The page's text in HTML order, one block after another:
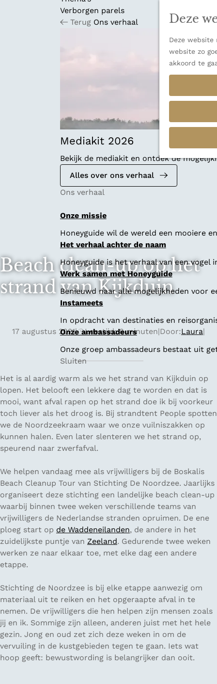
Deze
Deze
website zo
akkoord te
Verborgen parels
Terug Ons verhaal
Mediakit 2026
Bekijk de mediakit en ontdek de
Alles over ons verhaal
Ons verhaal
Onze missie
Honeyguide wil de wereld een mooiere
Het verhaal achter de naam
Honeyguide is het verhaal van een
Werk samen met Honeyguide
Benieuwd naar alle mogelijkheden voor
Instameets
In opdracht van destinaties en
Onze ambassadeurs
Onze groep ambassadeurs bestaat uit
Sluiten
Beach clean-up op het
strand van Kijkduin
17 augustus 2021| Leestijd: 8 minuten|Door:Laura|
Het is al aardig warm als we het strand van Kijkduin op
lopen. Het belooft een lekkere dag te worden en dat is
mooi, want afval rapen op het strand doe ik bij voorkeur
toch liever als het droog is. Bij strandtent People spotten
we de Noordzeekraam waar we onze vuilniszakken op
kunnen halen. Even later slenteren we het strand op,
speurend naar zwerfafval.
We helpen vandaag mee als vrijwilligers bij de Boskalis
Beach Cleanup Tour van Stichting De Noordzee. Jaarlijks
organiseert deze stichting een landelijke beach clean-up
waarbij binnen twee weken verschillende teams van
vrijwilligers de Nederlandse stranden opruimen. De ene
ploeg start op de Waddeneilanden, de andere in het
zuidelijkste puntje van Zeeland. Gedurende twee weken
werken ze naar elkaar toe, met elke dag een andere
etappe.
Stichting de Noordzee is bij elke etappe aanwezig om
materiaal uit te reiken en het opgeraapte afval in te
nemen. De vrijwilligers die hen helpen zijn mensen zoals
jij en ik. Sommige zijn alleen, anderen juist met het hele
gezin. Jong en oud zet zich deze weken in om de
vervuiling in de kustgebieden tegen te gaan. Iets wat
hoop geeft: bewustwording is belangrijker dan ooit.